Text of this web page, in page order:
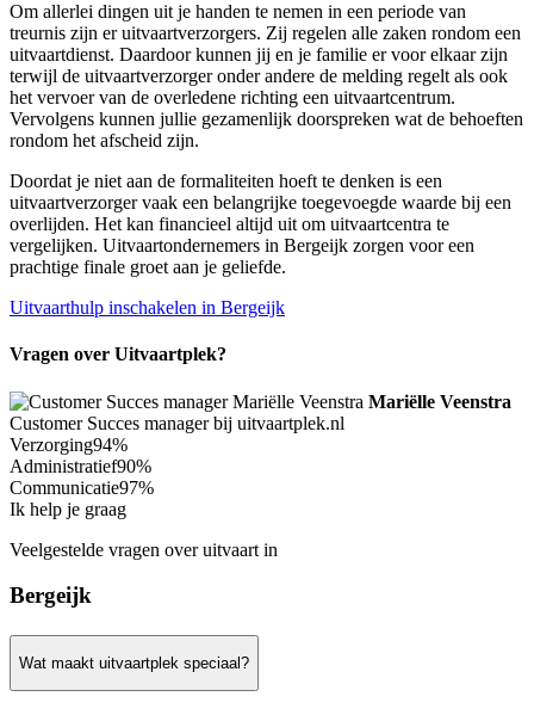
Om allerlei dingen uit je handen te nemen in een periode van
treurnis zijn er uitvaartverzorgers. Zij regelen alle zaken rondom een
uitvaartdienst. Daardoor kunnen jij en je familie er voor elkaar zijn
terwijl de uitvaartverzorger onder andere de melding regelt als ook
het vervoer van de overledene richting een uitvaartcentrum.
Vervolgens kunnen jullie gezamenlijk doorspreken wat de behoeften
rondom het afscheid zijn.
Doordat je niet aan de formaliteiten hoeft te denken is een
uitvaartverzorger vaak een belangrijke toegevoegde waarde bij een
overlijden. Het kan financieel altijd uit om uitvaartcentra te
vergelijken. Uitvaartondernemers in Bergeijk zorgen voor een
prachtige finale groet aan je geliefde.
Uitvaarthulp inschakelen in Bergeijk
Vragen over Uitvaartplek?
Mariëlle Veenstra
Customer Succes manager bij uitvaartplek.nl
Verzorging94%
Administratief90%
Communicatie97%
Ik help je graag
Veelgestelde vragen over uitvaart in
Bergeijk
Wat maakt uitvaartplek speciaal?